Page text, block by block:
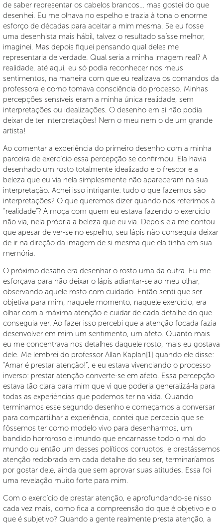
de saber representar os cabelos brancos… mas gostei do que
desenhei. Eu me olhava no espelho e trazia à tona o enorme
esforço de décadas para aceitar a mim mesma. Se eu fosse
uma desenhista mais hábil, talvez o resultado saísse melhor,
imaginei. Mas depois fiquei pensando qual deles me
representaria de verdade. Qual seria a minha imagem real? A
realidade, até aqui, eu só podia reconhecer nos meus
sentimentos, na maneira com que eu realizava os comandos da
professora e como tomava consciência do processo. Minhas
percepções sensíveis eram a minha única realidade, sem
interpretações ou idealizações. O desenho em si não podia
deixar de ter interpretações! Nem o meu nem o de um grande
artista!
Ao comentar a experiência do primeiro desenho com a minha
parceira de exercício essa percepção se confirmou. Ela havia
desenhado um rosto totalmente idealizado e o frescor e a
beleza que eu via nela simplesmente não apareceram na sua
interpretação. Achei isso intrigante: tudo o que fazemos são
interpretações? O que queremos dizer quando nos referimos à
“realidade”? A moça com quem eu estava fazendo o exercício
não via, nela própria a beleza que eu via. Depois ela me contou
que apesar de ver-se no espelho, seu lápis não conseguia deixar
de ir na direção da imagem de si mesma que ela tinha em sua
memória.
O próximo desafio era desenhar o rosto uma da outra. Eu me
esforçava para não deixar o lápis adiantar-se ao meu olhar,
observando aquele rosto com cuidado. Então senti que ser
objetiva para mim, naquele momento, naquele exercício, era
olhar com a máxima atenção e cuidar de cada detalhe do que
conseguia ver. Ao fazer isso percebi que a atenção focada fazia
desenvolver em mim um sentimento, um afeto. Quanto mais
eu me concentrava nos detalhes daquele rosto, mais eu gostava
dele. Me lembrei do professor Allan Kaplan[1] quando ele disse:
“Amar é prestar atenção!”, e eu estava vivenciando o processo
inverso: prestar atenção converte-se em afeto. Essa percepção
estava tão clara para mim que vi que poderia generalizá-la para
todas as experiências que podemos ter na vida. Quando
terminamos esse segundo desenho e começamos a conversar
para compartilhar a experiência, contei que percebia que se
fôssemos ter como modelo vivo para desenharmos, um
bandido horroroso e imundo que encarnasse todo o mal do
mundo ou então um desses políticos corruptos, e prestássemos
atenção redobrada em cada detalhe do seu ser, terminaríamos
por gostar dele, ainda que sem aprovar suas atitudes. Essa foi
uma revelação muito forte para mim.
Com o exercício de prestar atenção, e aprofundando-se nisso
cada vez mais, como fica a compreensão do que é objetivo e o
que é subjetivo? Quando a gente realmente presta atenção, a